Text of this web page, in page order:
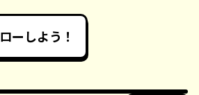
ーしよう！